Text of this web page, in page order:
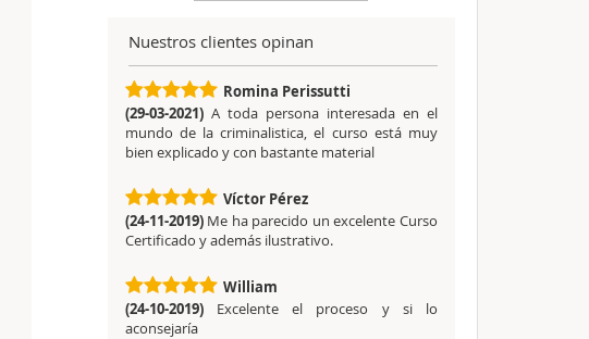
Nuestros clientes opinan
Romina Perissutti
(29-03-2021) A toda persona interesada en el
mundo de la criminalistica, el curso está muy
bien explicado y con bastante material
Víctor Pérez
(24-11-2019) Me ha parecido un excelente Curso
Certificado y además ilustrativo.
William
(24-10-2019)
Excelente el proceso y si lo
aconsejaría